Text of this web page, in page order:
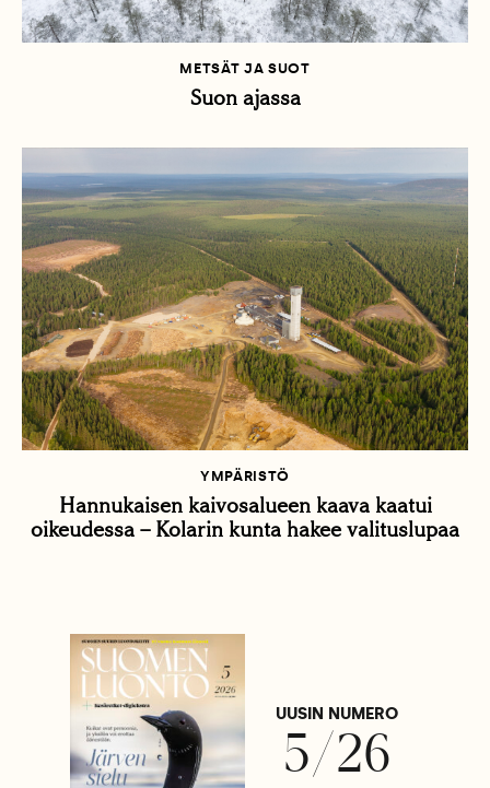
METSÄT JA SUOT
Suon ajassa
YMPÄRISTÖ
Hannukaisen kaivosalueen kaava kaatui
oikeudessa – Kolarin kunta hakee valituslupaa
UUSIN NUMERO
5/26